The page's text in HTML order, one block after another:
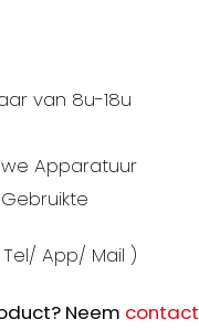
van 8u-18u
Apparatuur
App/ Mail )
Neem contact